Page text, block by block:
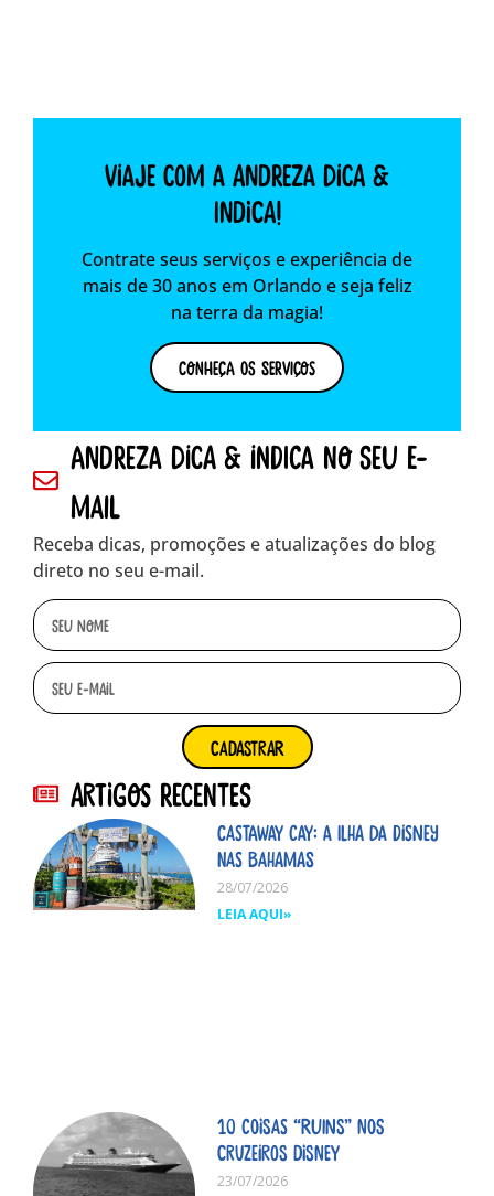
Viaje com a Andreza dica &
indica!
Contrate seus serviços e experiência de
mais de 30 anos em Orlando e seja feliz
na terra da magia!
Conheça os Serviços
andreza dica & indica no seu e-
mail
Receba dicas, promoções e atualizações do blog
direto no seu e-mail.
cadastrar
Artigos Recentes
Castaway Cay: A ilha da Disney
nas Bahamas
28/07/2026
LEIA AQUI»
10 coisas “ruins” nos
cruzeiros Disney
23/07/2026